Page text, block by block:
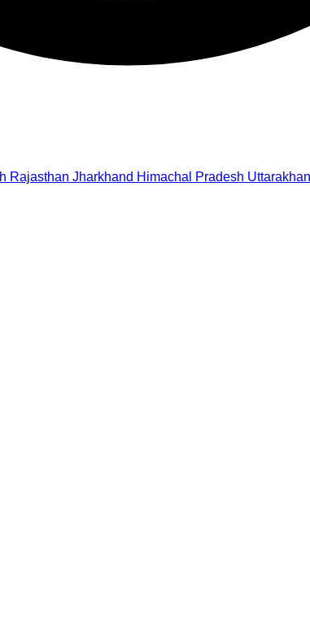
Rajasthan Jharkhand Himachal Pradesh